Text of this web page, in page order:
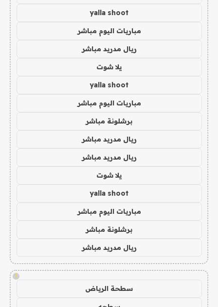
yalla shoot
مباريات اليوم مباشر
ريال مدريد مباشر
يلا شوت
yalla shoot
مباريات اليوم مباشر
برشلونة مباشر
ريال مدريد مباشر
ريال مدريد مباشر
يلا شوت
yalla shoot
مباريات اليوم مباشر
برشلونة مباشر
ريال مدريد مباشر
!
سطحة الرياض